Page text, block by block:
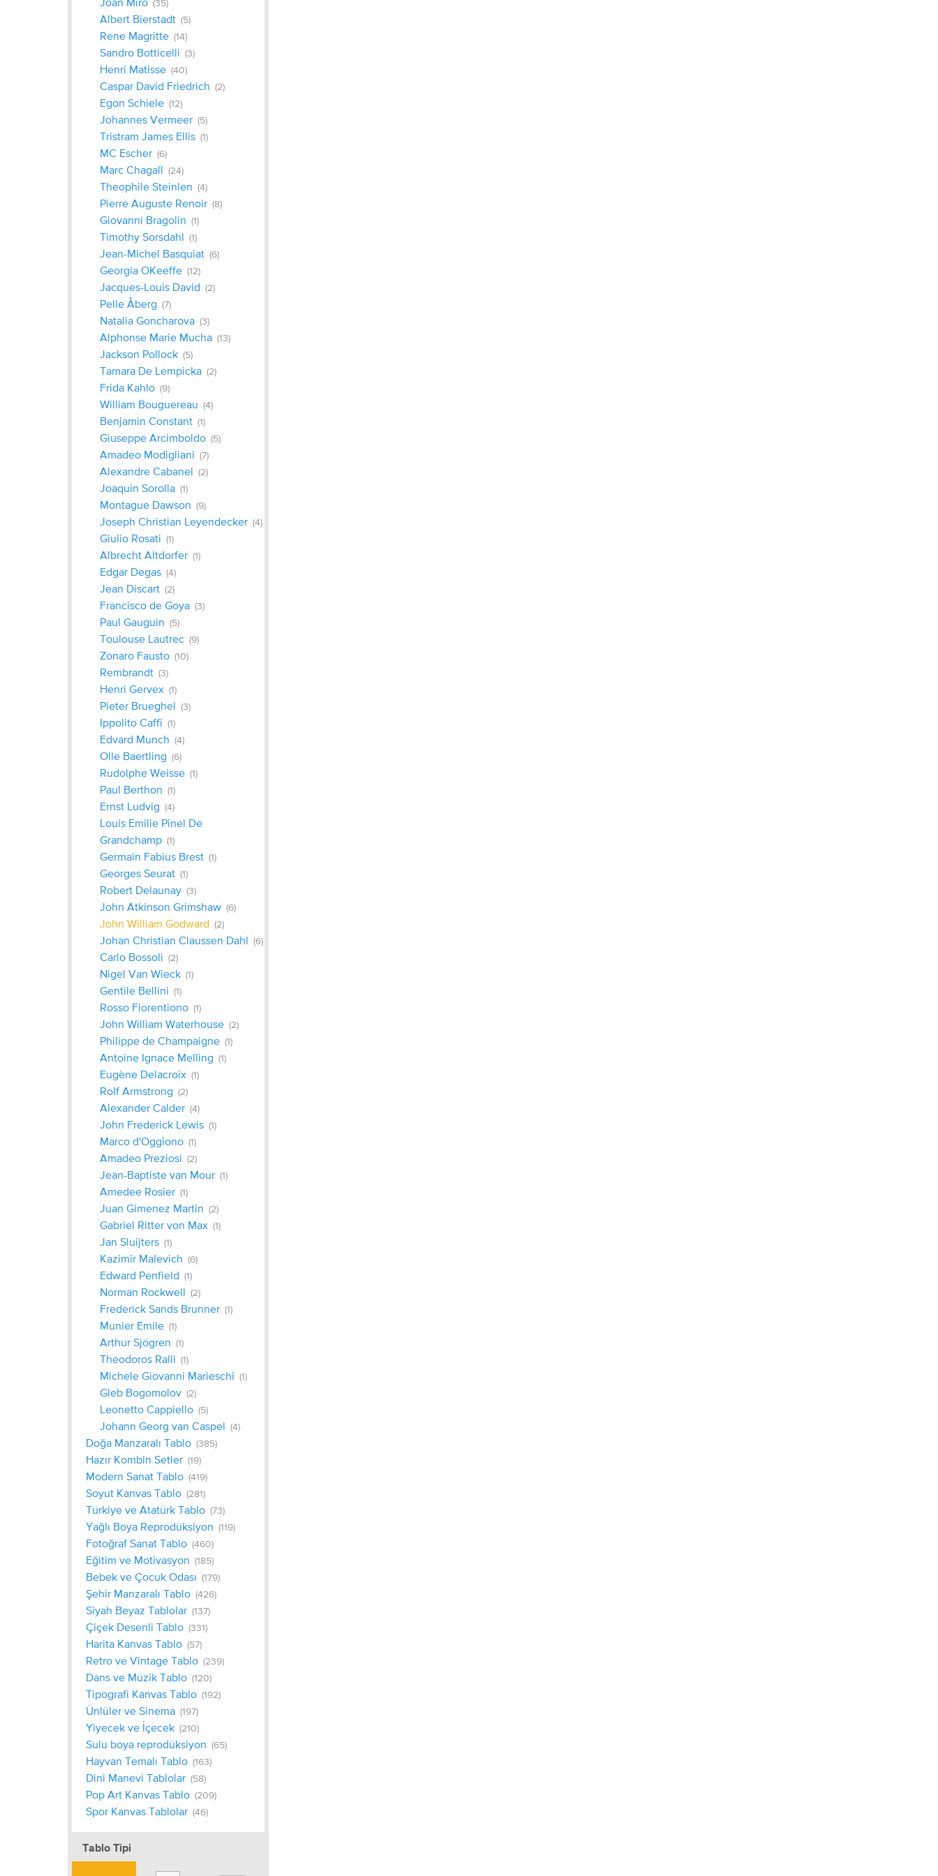
(35)
Albert Bierstadt (5)
Rene Magritte (14)
Sandro Botticelli (3)
Henri Matisse (40)
Caspar David Friedrich (2)
Egon Schiele (12)
‎Johannes Vermeer (5)
Tristram James Ellis (1)
MC Escher (6)
Marc Chagall (24)
Theophile Steinlen (4)
Pierre Auguste Renoir (8)
Giovanni Bragolin (1)
Timothy Sorsdahl (1)
Jean-Michel Basquiat (6)
Georgia OKeeffe (12)
Jacques-Louis David (2)
Pelle Åberg (7)
Natalia Goncharova (3)
Alphonse Marie Mucha (13)
Jackson Pollock (5)
Tamara De Lempicka (2)
Frida Kahlo (9)
William Bouguereau (4)
Benjamin Constant (1)
Giuseppe Arcimboldo (5)
Amadeo Modigliani (7)
Alexandre Cabanel (2)
Joaquin Sorolla (1)
Montague Dawson (9)
Joseph Christian Leyendecker (4)
Giulio Rosati (1)
Albrecht Altdorfer (1)
Edgar Degas (4)
Jean Discart (2)
Francisco de Goya (3)
Paul Gauguin (5)
Toulouse Lautrec (9)
Zonaro Fausto (10)
Rembrandt (3)
Henri Gervex (1)
Pieter Brueghel (3)
Ippolito Caffi (1)
Edvard Munch (4)
Olle Baertling (6)
Rudolphe Weisse (1)
Paul Berthon (1)
Ernst Ludvig (4)
Louis Emilie Pinel De
Grandchamp (1)
Germain Fabius Brest (1)
Georges Seurat (1)
Robert Delaunay (3)
John Atkinson Grimshaw (6)
John William Godward (2)
Johan Christian Claussen Dahl (6)
Carlo Bossoli (2)
Nigel Van Wieck (1)
Gentile Bellini (1)
Rosso Fiorentiono (1)
John William Waterhouse (2)
Philippe de Champaigne (1)
Antoine Ignace Melling (1)
Eugène Delacroix (1)
Rolf Armstrong (2)
Alexander Calder (4)
John Frederick Lewis (1)
Marco d'Oggiono (1)
Amadeo Preziosi (2)
Jean-Baptiste van Mour (1)
Amedee Rosier (1)
Juan Gimenez Martin (2)
Gabriel Ritter von Max (1)
Jan Sluijters (1)
Kazimir Malevich (6)
Edward Penfield (1)
Norman Rockwell (2)
Frederick Sands Brunner (1)
Munier Emile (1)
Arthur Sjögren (1)
Theodoros Ralli (1)
Michele Giovanni Marieschi (1)
Gleb Bogomolov (2)
Leonetto Cappiello (5)
Johann Georg van Caspel (4)
Doğa Manzaralı Tablo (385)
Hazır Kombin Setler (19)
Modern Sanat Tablo (419)
Soyut Kanvas Tablo (281)
Türkiye ve Atatürk Tablo (73)
Yağlı Boya Reprodüksiyon (119)
Fotoğraf Sanat Tablo (460)
Eğitim ve Motivasyon (185)
Bebek ve Çocuk Odası (179)
Şehir Manzaralı Tablo (426)
Siyah Beyaz Tablolar (137)
Çiçek Desenli Tablo (331)
Harita Kanvas Tablo (57)
Retro ve Vintage Tablo (239)
Dans ve Müzik Tablo (120)
Tipografi Kanvas Tablo (192)
Ünlüler ve Sinema (197)
Yiyecek ve İçecek (210)
Sulu boya reprodüksiyon (65)
Hayvan Temalı Tablo (163)
Dini Manevi Tablolar (58)
Pop Art Kanvas Tablo (209)
Spor Kanvas Tablolar (46)
Tablo Tipi